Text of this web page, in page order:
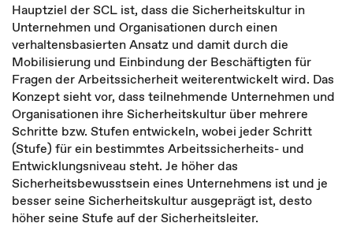
Hauptziel der SCL ist, dass die Sicherheitskultur in
Unternehmen und Organisationen durch einen
verhaltensbasierten Ansatz und damit durch die
Mobilisierung und Einbindung der Beschäftigten für
Fragen der Arbeitssicherheit weiterentwickelt wird. Das
Konzept sieht vor, dass teilnehmende Unternehmen und
Organisationen ihre Sicherheitskultur über mehrere
Schritte bzw. Stufen entwickeln, wobei jeder Schritt
(Stufe) für ein bestimmtes Arbeitssicherheits- und
Entwicklungsniveau steht. Je höher das
Sicherheitsbewusstsein eines Unternehmens ist und je
besser seine Sicherheitskultur ausgeprägt ist, desto
höher seine Stufe auf der Sicherheitsleiter.